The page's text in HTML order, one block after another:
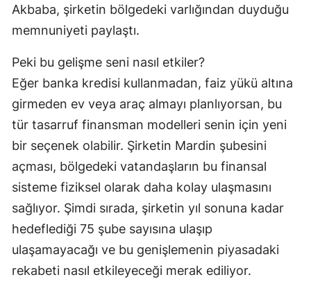
Akbaba, şirketin bölgedeki varlığından duyduğu
memnuniyeti paylaştı.
Peki bu gelişme seni nasıl etkiler?
Eğer banka kredisi kullanmadan, faiz yükü altına
girmeden ev veya araç almayı planlıyorsan, bu
tür tasarruf finansman modelleri senin için yeni
bir seçenek olabilir. Şirketin Mardin şubesini
açması, bölgedeki vatandaşların bu finansal
sisteme fiziksel olarak daha kolay ulaşmasını
sağlıyor. Şimdi sırada, şirketin yıl sonuna kadar
hedeflediği 75 şube sayısına ulaşıp
ulaşamayacağı ve bu genişlemenin piyasadaki
rekabeti nasıl etkileyeceği merak ediliyor.